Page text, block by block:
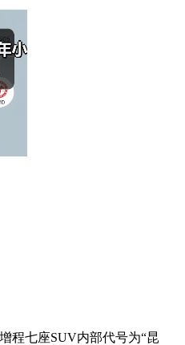
程七座SUV内部代号为“昆